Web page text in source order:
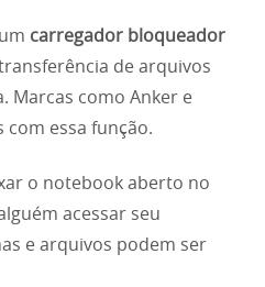
carregador bloqueador
de arquivos
Marcas como Anker e
com essa função.
o notebook aberto no
acessar seu
e arquivos podem ser